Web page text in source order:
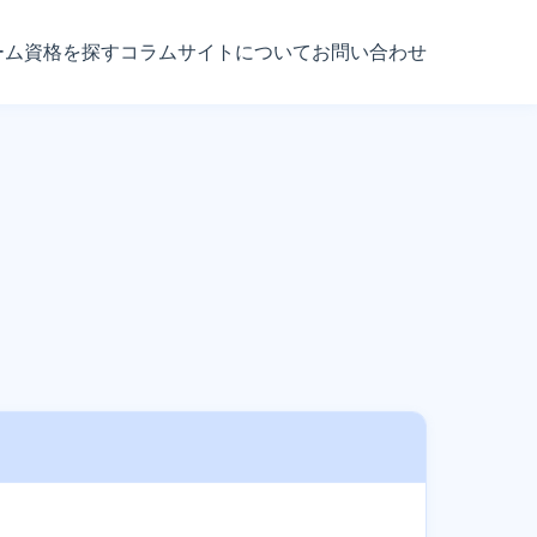
ム資格を探すコラムサイトについてお問い合わせ